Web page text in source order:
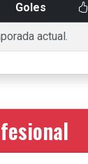
Goles
actual.